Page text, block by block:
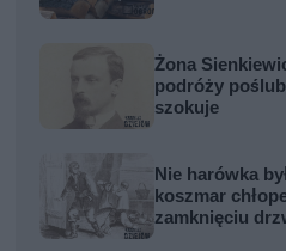
Żona
podróży
szokuje
Nie harówka
koszmar
zamknięciu